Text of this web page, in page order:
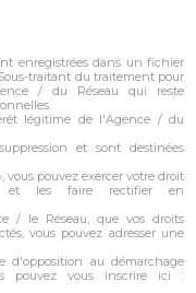
enregistrées dans un fichier
traitant du traitement pour
/ du Réseau qui reste
légitime de l'Agence / du
et sont destinées
pouvez exercer votre droit
et les faire rectifier en
/ le Réseau, que vos droits
vous pouvez adresser une
d'opposition au démarchage
pouvez vous inscrire ici :